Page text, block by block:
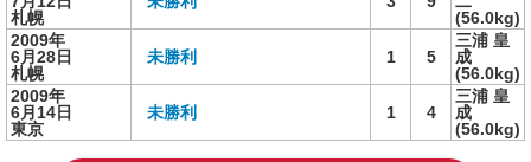
札幌
(56.0kg)
2009年
6月28日
札幌
未勝利 1 5
三浦 皇
成
(56.0kg)
2009年
6月14日
東京
未勝利 1 4
三浦 皇
成
(56.0kg)